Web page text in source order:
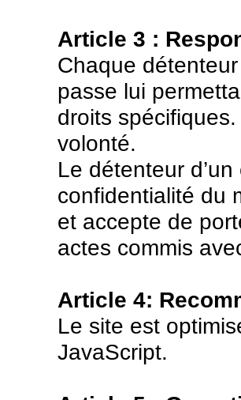
Article 3 :
Chaque
passe lui
droits
volonté.
Le détenteur
confidentialité du
et accepte de
actes commis
Article 4:
Le site est
JavaScript.